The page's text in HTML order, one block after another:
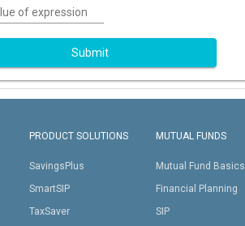
of expression
Submit
PRODUCT SOLUTIONS
SavingsPlus
SmartSIP
TaxSaver
MUTUAL FUNDS
Mutual Fund Basics
Financial Planning
SIP